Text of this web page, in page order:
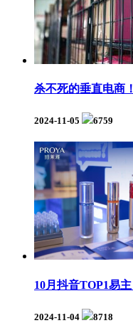
杀不死的垂直电商！
2024-11-05 6759
10月抖音TOP1易
2024-11-04 8718